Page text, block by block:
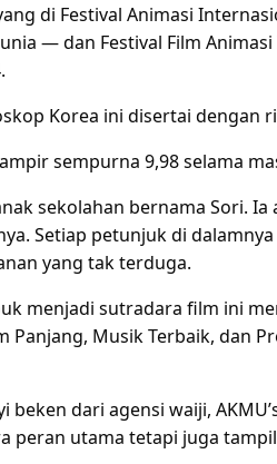
di Festival Animasi
— dan Festival Film
Korea ini disertai dengan
sempurna 9,98 selama
sekolahan bernama Sori.
Setiap petunjuk di
yang tak terduga.
menjadi sutradara film ini
Panjang, Musik Terbaik, dan
dari agensi waiji,
peran utama tetapi juga